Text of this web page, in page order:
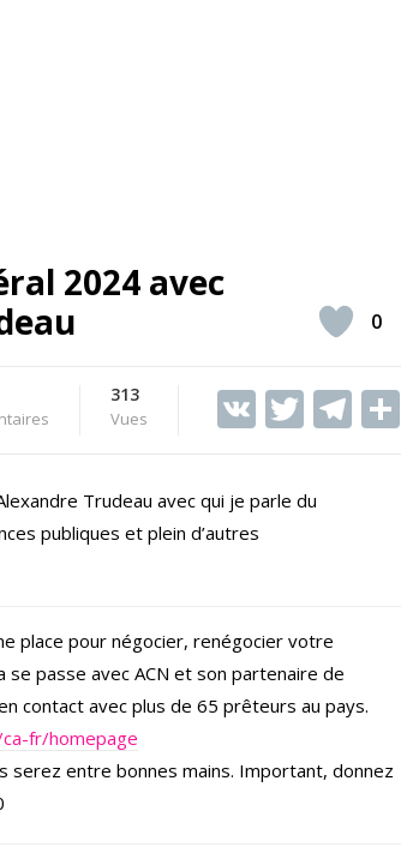
2024 avec
313
Vues V T
itt
er
T
0
Trudeau avec qui je parle du
publiques et plein d’autres
place pour négocier, renégocier votre
passe avec ACN et son partenaire de
contact avec plus de 65 prêteurs au pays.
fr/homepage
serez entre bonnes mains. Important, donnez